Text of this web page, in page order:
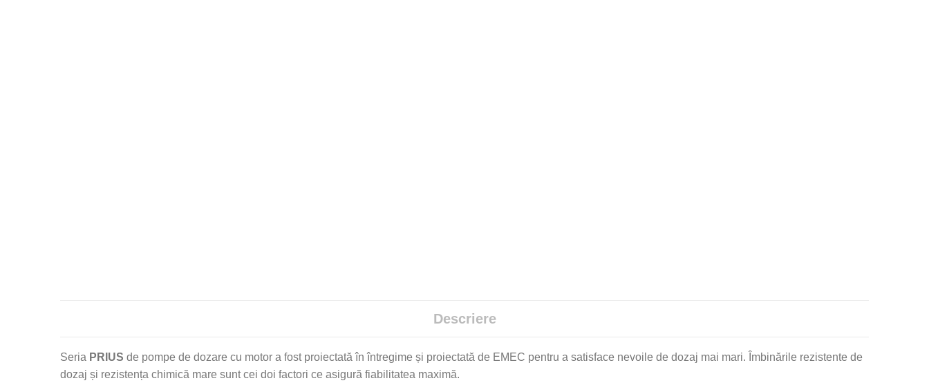
Descriere
Seria PRIUS de pompe de dozare cu motor a fost proiectată în întregime și proiectată de EMEC pentru a satisface nevoile de dozaj mai mari. Îmbinările rezistente de
dozaj și rezistența chimică mare sunt cei doi factori ce asigură fiabilitatea maximă.